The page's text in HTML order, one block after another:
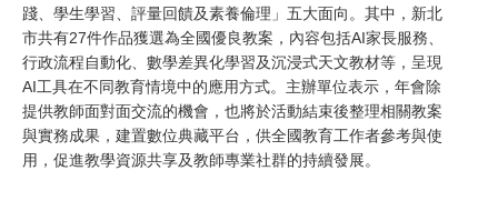
踐、學生學習、評量回饋及素養倫理」五大面向。其中，新北
市共有27件作品獲選為全國優良教案，內容包括AI家長服務、
行政流程自動化、數學差異化學習及沉浸式天文教材等，呈現
AI工具在不同教育情境中的應用方式。主辦單位表示，年會除
提供教師面對面交流的機會，也將於活動結束後整理相關教案
與實務成果，建置數位典藏平台，供全國教育工作者參考與使
用，促進教學資源共享及教師專業社群的持續發展。